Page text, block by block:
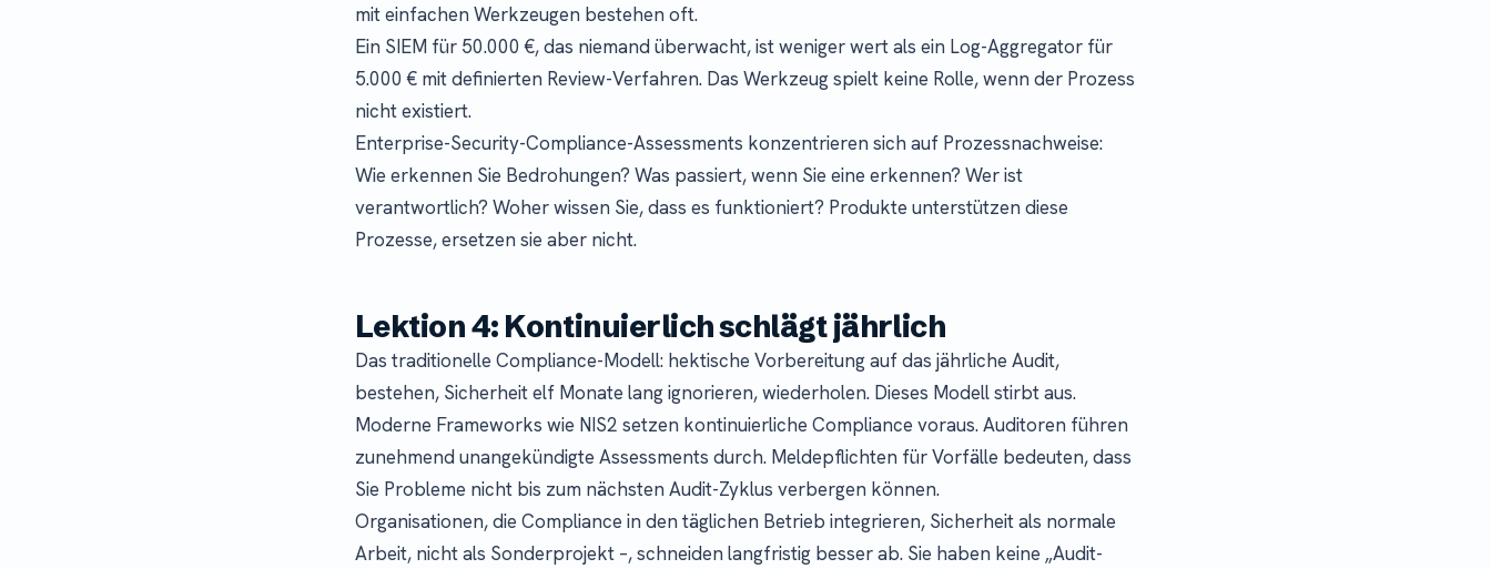
mit einfachen Werkzeugen bestehen oft.
Ein SIEM für 50.000 €, das niemand überwacht, ist weniger wert als ein Log-Aggregator für
5.000 € mit definierten Review-Verfahren. Das Werkzeug spielt keine Rolle, wenn der Prozess
nicht existiert.
Enterprise-Security-Compliance-Assessments konzentrieren sich auf Prozessnachweise:
Wie erkennen Sie Bedrohungen? Was passiert, wenn Sie eine erkennen? Wer ist
verantwortlich? Woher wissen Sie, dass es funktioniert? Produkte unterstützen diese
Prozesse, ersetzen sie aber nicht.
Lektion 4: Kontinuierlich schlägt jährlich
Das traditionelle Compliance-Modell: hektische Vorbereitung auf das jährliche Audit,
bestehen, Sicherheit elf Monate lang ignorieren, wiederholen. Dieses Modell stirbt aus.
Moderne Frameworks wie NIS2 setzen kontinuierliche Compliance voraus. Auditoren führen
zunehmend unangekündigte Assessments durch. Meldepflichten für Vorfälle bedeuten, dass
Sie Probleme nicht bis zum nächsten Audit-Zyklus verbergen können.
Organisationen, die Compliance in den täglichen Betrieb integrieren, Sicherheit als normale
Arbeit, nicht als Sonderprojekt –, schneiden langfristig besser ab. Sie haben keine „Audit-